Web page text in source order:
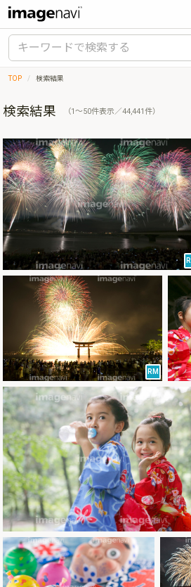
TOP 検索結果
検索結果 （1〜50件表示／44,441件）